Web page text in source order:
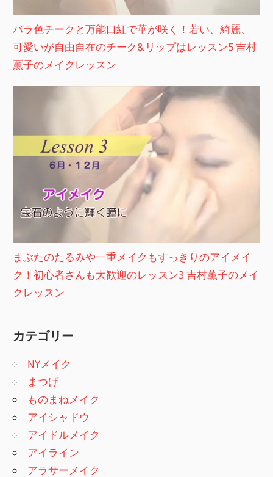
バラ色チークと万能口紅で華が咲く！若い、綺麗、
可愛いが自由自在のチーク&リップはレッスン5 吉村
薫子のメイクレッスン
まぶたのたるみや一重メイクもすっきりのアイメイ
ク！初心者さんも大歓迎のレッスン3 吉村薫子のメイ
クレッスン
カテゴリー
NYメイク
まつげ
ものまねメイク
アイシャドウ
アイドルメイク
アイライン
アラサーメイク